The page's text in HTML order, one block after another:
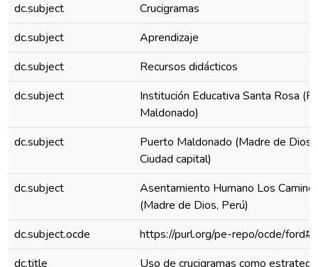
dc.subject
Crucigramas
dc.subject
Aprendizaje
dc.subject
Recursos didácticos
dc.subject
Institución Educativa Santa Rosa
Maldonado)
dc.subject
Puerto Maldonado (Madre de Dios,
Ciudad capital)
dc.subject
Asentamiento Humano Los
(Madre de Dios, Perú)
dc.subject.ocde
https://purl.org/pe-repo/ocde/
dc.title
Uso de crucigramas como